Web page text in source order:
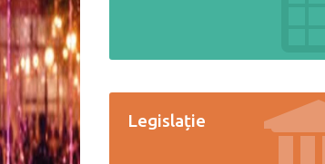
Legislație